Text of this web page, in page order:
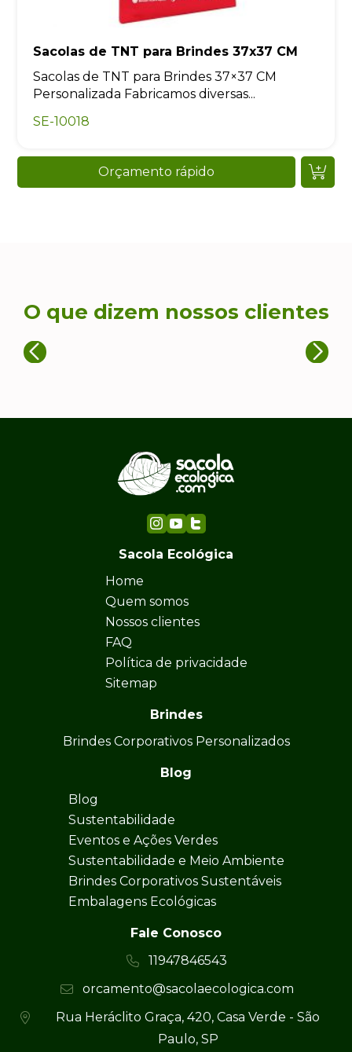
Sacolas de TNT para Brindes 37x37 CM
Sacolas de TNT para Brindes 37×37 CM
Personalizada Fabricamos diversas...
SE-10018
Orçamento rápido
O que dizem nossos clientes
Sacola Ecológica
Home
Quem somos
Nossos clientes
FAQ
Política de privacidade
Sitemap
Brindes
Brindes Corporativos Personalizados
Blog
Blog
Sustentabilidade
Eventos e Ações Verdes
Sustentabilidade e Meio Ambiente
Brindes Corporativos Sustentáveis
Embalagens Ecológicas
Fale Conosco
11947846543
orcamento@sacolaecologica.com
Rua Heráclito Graça, 420, Casa Verde - São
Paulo, SP